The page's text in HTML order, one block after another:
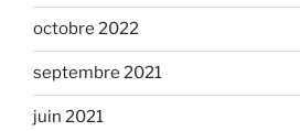
octobre 2022
septembre 2021
juin 2021